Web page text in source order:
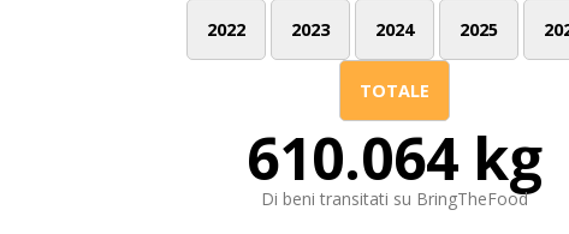
2022 2023 2024 2025
TOTALE
610.064 kg
Di beni transitati su BringTheFood